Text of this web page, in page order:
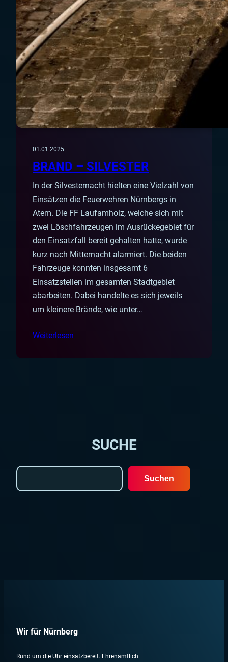
01.01.2025
BRAND – SILVESTER
In der Silvesternacht hielten eine Vielzahl von
Einsätzen die Feuerwehren Nürnbergs in
Atem. Die FF Laufamholz, welche sich mit
zwei Löschfahrzeugen im Ausrückegebiet für
den Einsatzfall bereit gehalten hatte, wurde
kurz nach Mitternacht alarmiert. Die beiden
Fahrzeuge konnten insgesamt 6
Einsatzstellen im gesamten Stadtgebiet
abarbeiten. Dabei handelte es sich jeweils
um kleinere Brände, wie unter…
Weiterlesen
SUCHE
Search
Suchen
Wir für Nürnberg
Rund um die Uhr einsatzbereit. Ehrenamtlich.